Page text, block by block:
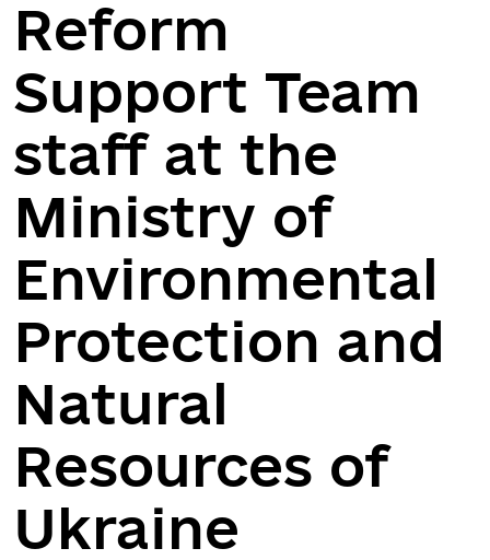
Reform
Support Team
staff at the
Ministry of
Environmental
Protection and
Natural
Resources of
Ukraine